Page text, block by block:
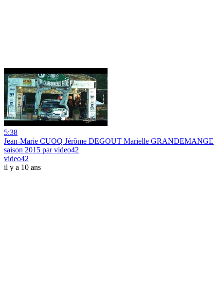
5:38
Jean-Marie CUOQ Jérôme DEGOUT Marielle GRANDEMANGE
saison 2015 par video42
video42
il y a 10 ans